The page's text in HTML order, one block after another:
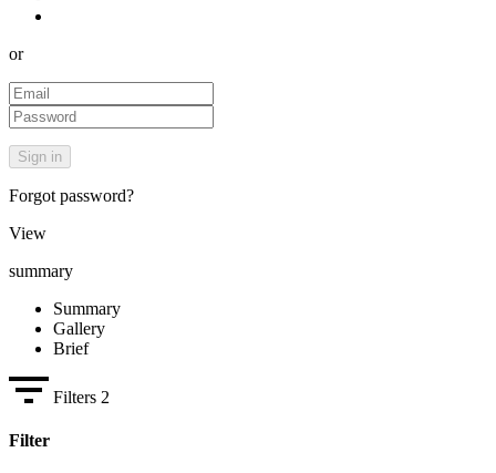
or
Forgot password?
View
summary
Summary
Gallery
Brief
Filters 2
Filter